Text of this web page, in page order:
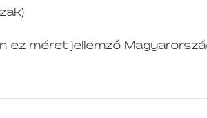
méret jellemző